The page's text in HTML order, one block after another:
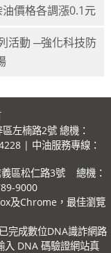
價格各調漲0.1元
活動 ─強化科技防
左楠路2號 總機：
| 中油服務專線：
區松仁路3號 總機：
9000
及Chrome，最佳瀏覽
完成數位DNA識詐網路
入 DNA 碼驗證網站真